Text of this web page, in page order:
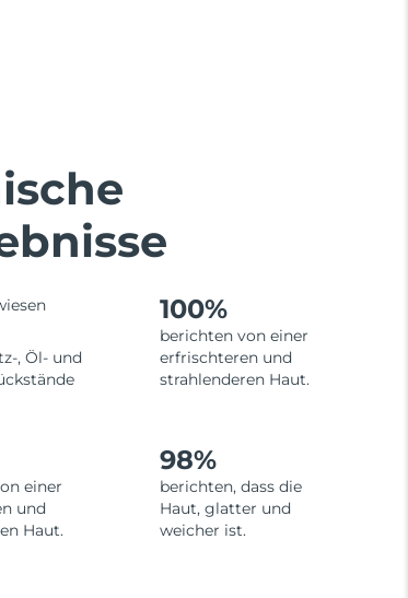
, Öl- und
100%
berichten von einer
erfrischteren und
strahlenderen Haut.
einer
und
Haut.
98%
berichten, dass die
Haut, glatter und
weicher ist.